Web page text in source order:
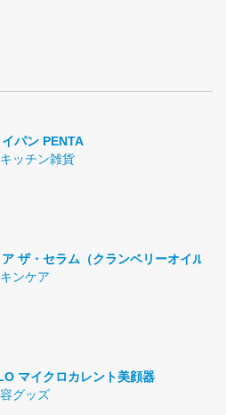
パン PENTA
キッチン雑貨
ザ・セラム（クランベリーオイル）
ンケア
マイクロカレント美顔器
グッズ